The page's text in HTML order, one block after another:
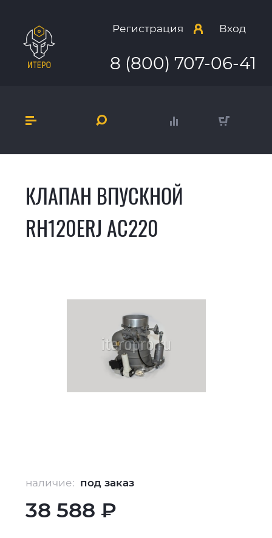
Регистрация Вход
8 (800) 707-06-41
КЛАПАН ВПУСКНОЙ
RH120ERJ AC220
наличие: под заказ
38 588 ₽